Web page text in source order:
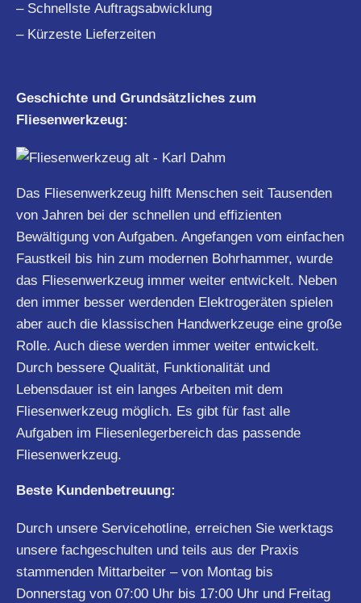
– Schnellste Auftragsabwicklung
– Kürzeste Lieferzeiten
Geschichte und Grundsätzliches zum
Fliesenwerkzeug:
Das Fliesenwerkzeug hilft Menschen seit Tausenden
von Jahren bei der schnellen und effizienten
Bewältigung von Aufgaben. Angefangen vom einfachen
Faustkeil bis hin zum modernen Bohrhammer, wurde
das Fliesenwerkzeug immer weiter entwickelt. Neben
den immer besser werdenden Elektrogeräten spielen
aber auch die klassischen Handwerkzeuge eine große
Rolle. Auch diese werden immer weiter entwickelt.
Durch bessere Qualität, Funktionalität und
Lebensdauer ist ein langes Arbeiten mit dem
Fliesenwerkzeug möglich. Es gibt für fast alle
Aufgaben im Fliesenlegerbereich das passende
Fliesenwerkzeug.
Beste Kundenbetreuung:
Durch unsere Servicehotline, erreichen Sie werktags
unsere fachgeschulten und teils aus der Praxis
stammenden Mittarbeiter – von Montag bis
Donnerstag von 07:00 Uhr bis 17:00 Uhr und Freitag